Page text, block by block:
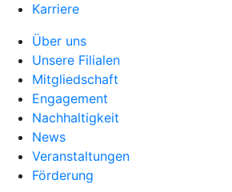
Karriere
Über uns
Unsere Filialen
Mitgliedschaft
Engagement
Nachhaltigkeit
News
Veranstaltungen
Förderung